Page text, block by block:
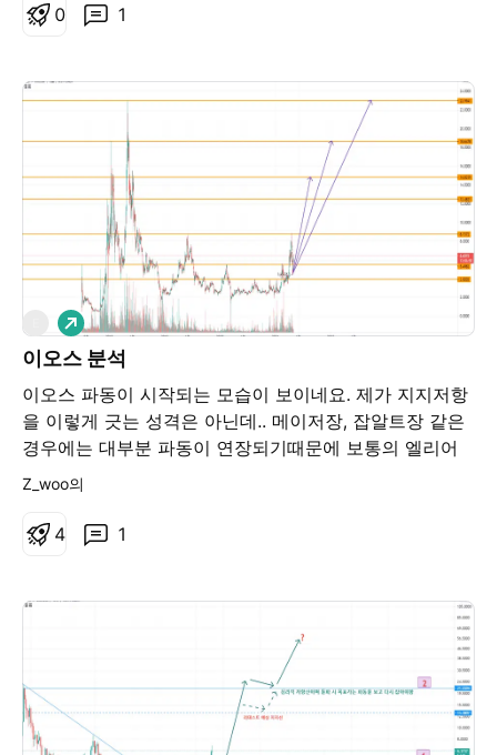
1
0
이오스 분석
이오스 파동이 시작되는 모습이 보이네요. 제가 지지저항
을 이렇게 긋는 성격은 아닌데.. 메이저장, 잡알트장 같은
경우에는 대부분 파동이 연장되기때문에 보통의 엘리어
트 파동비율로 매도를 하기엔 좀 배가 덜 불러서 저런식으
으로했고 비트도미넌스는 50선 붕괴하고있는데 비트를
제외한 total2 cap은 신고점을 갱신하고 있습니다. 이것
을 이동한다고 해석하고 현재 주요 메이저인 이더리움이
가격방어가 단단한 것으로 보아 현물매수를 하기에는 적
절한 때로 보입니다. 1차, 2차, 3차 타겟가는 화살표로 표
시해뒀습니다.
롱
Z_woo의
1
4